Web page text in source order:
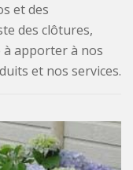
et des
des clôtures,
à apporter à nos
et nos services.